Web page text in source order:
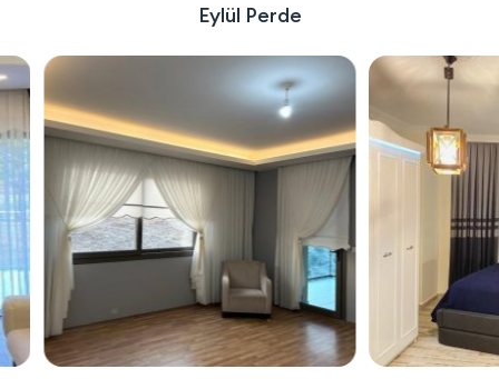
Eylül Perde